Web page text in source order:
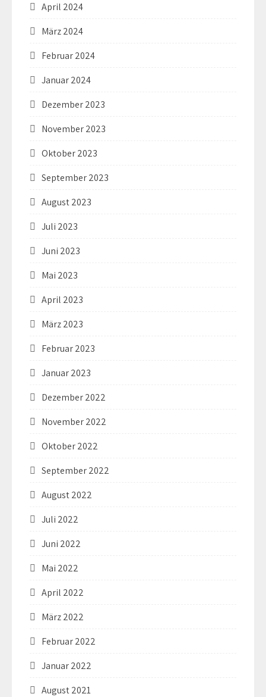
April 2024
März 2024
Februar 2024
Januar 2024
Dezember 2023
November 2023
Oktober 2023
September 2023
August 2023
Juli 2023
Juni 2023
Mai 2023
April 2023
März 2023
Februar 2023
Januar 2023
Dezember 2022
November 2022
Oktober 2022
September 2022
August 2022
Juli 2022
Juni 2022
Mai 2022
April 2022
März 2022
Februar 2022
Januar 2022
August 2021